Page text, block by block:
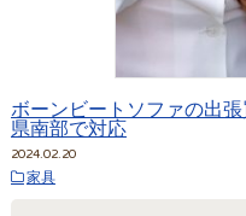
ボーンビートソファの出
県南部で対応
2024.02.20
家具